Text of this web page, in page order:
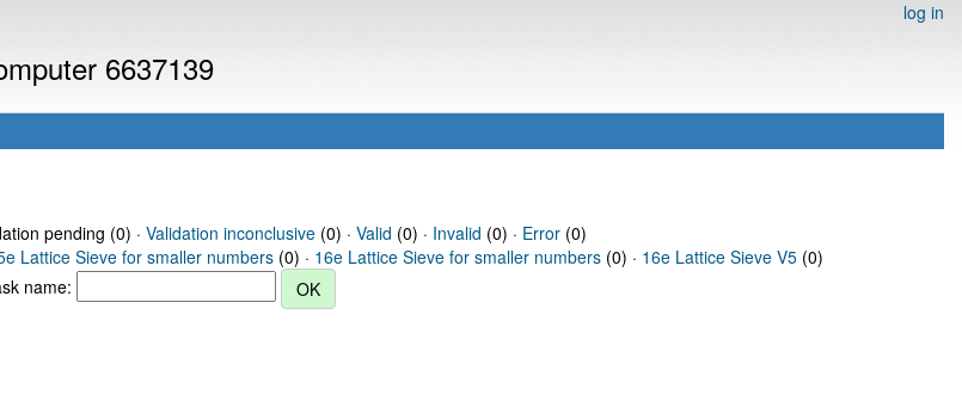
log in
6637139
pending (0) · Validation inconclusive(0) · Valid (0) · Invalid (0) · Error(0)
Lattice Sieve for smaller numbers (0) · 16e Lattice Sieve for smaller numbers (0) · 16e Lattice Sieve V5 (0)
name: